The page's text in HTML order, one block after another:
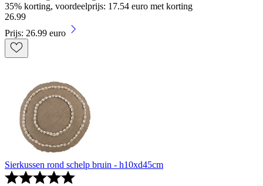
35% korting, voordeelprijs: 17.54 euro met korting
26.99
Prijs: 26.99 euro
Sierkussen rond schelp bruin - h10xd45cm